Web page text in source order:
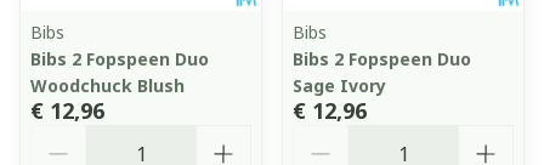
Bibs
Bibs 2 Fopspeen Duo
Woodchuck Blush
€ 12,96
Bibs
Bibs 2 Fopspeen Duo
Sage Ivory
€ 12,96